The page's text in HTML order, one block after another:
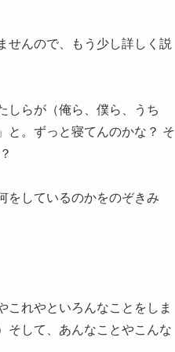
せんので、もう少し詳しく説
しらが（俺ら、僕ら、うち
」と。ずっと寝てんのかな？ そ
をしているのかをのぞきみ
これやといろんなことをしま
そして、あんなことやこんな